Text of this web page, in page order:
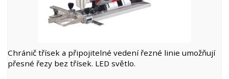
Chránič třísek a připojitelné vedení řezné linie umožňují
přesné řezy bez třísek. LED světlo.